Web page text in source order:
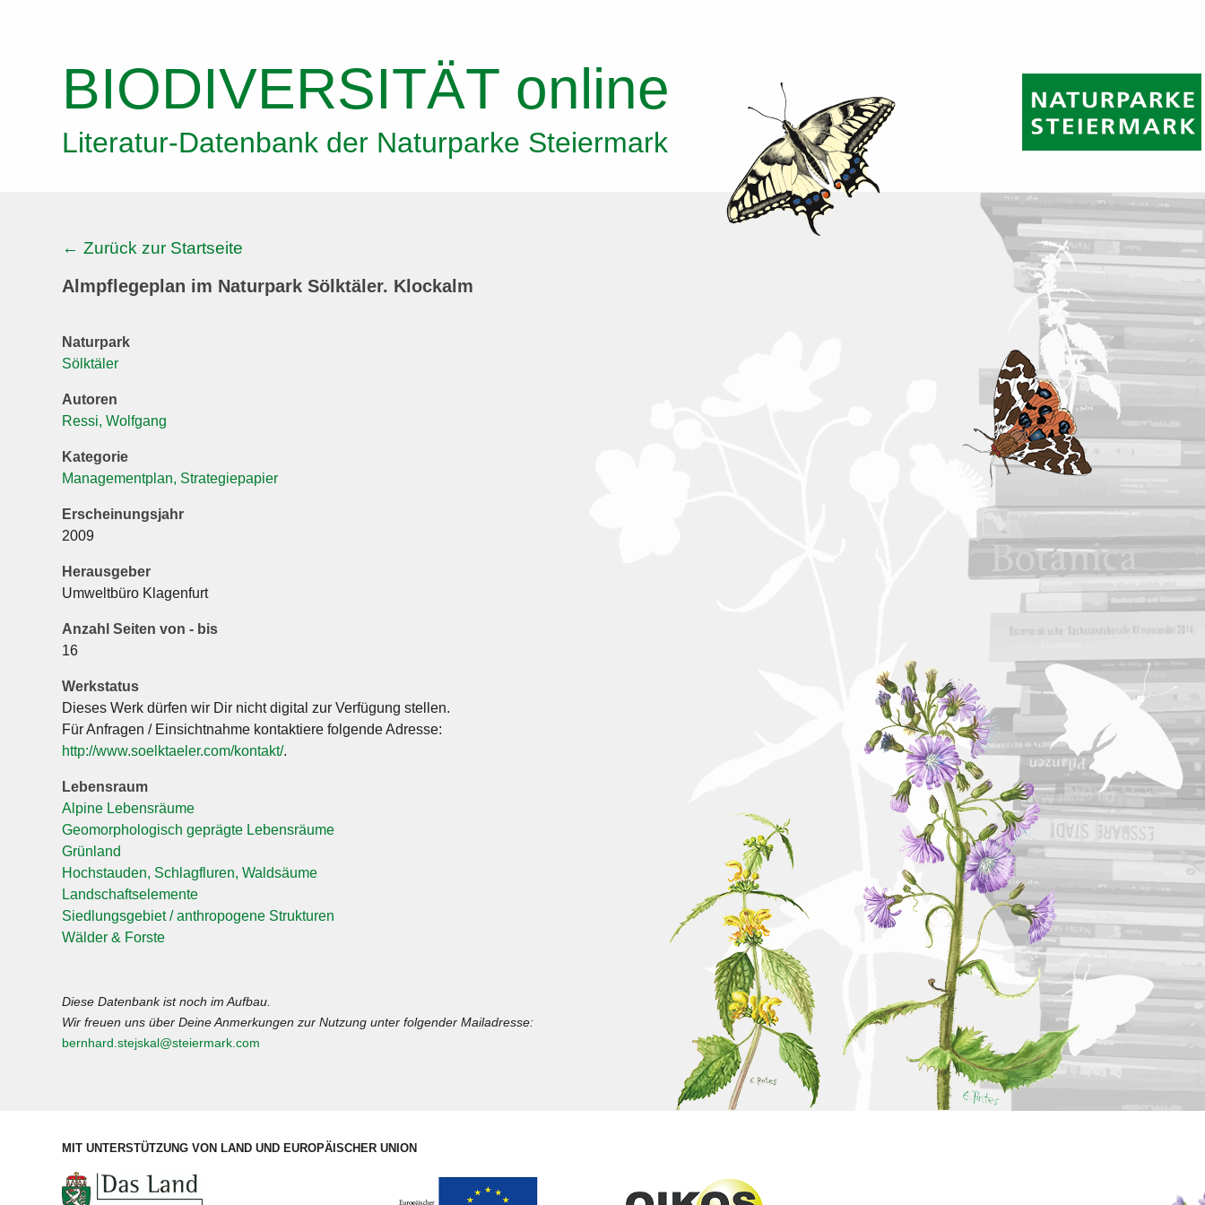
BIODIVERSITÄTonline
Literatur-Datenbank der Naturparke Steiermark
← Zurück zur Startseite
Almpflegeplan im Naturpark Sölktäler. Klockalm
Naturpark
Sölktäler
Autoren
Ressi, Wolfgang
Kategorie
Managementplan, Strategiepapier
Erscheinungsjahr
2009
Herausgeber
Umweltbüro Klagenfurt
Anzahl Seiten von - bis
16
Werkstatus
Dieses Werk dürfen wir Dir nicht digital zur Verfügung stellen.
Für Anfragen / Einsichtnahme kontaktiere folgende Adresse:
http://www.soelktaeler.com/kontakt/.
Lebensraum
Alpine Lebensräume
Geomorphologisch geprägte Lebensräume
Grünland
Hochstauden, Schlagfluren, Waldsäume
Landschaftselemente
Siedlungsgebiet / anthropogene Strukturen
Wälder & Forste
Diese Datenbank ist noch im Aufbau.
Wir freuen uns über Deine Anmerkungen zur Nutzung unter folgender Mailadresse:
bernhard.stejskal@steiermark.com
MIT UNTERSTÜTZUNG VON LAND UND EUROPÄISCHER UNION